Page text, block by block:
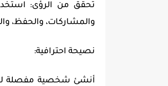
تحقق من الرؤى:
والمشاركات، والحفظ،
نصيحة احترافية:
أنشئ شخصية مفصلة